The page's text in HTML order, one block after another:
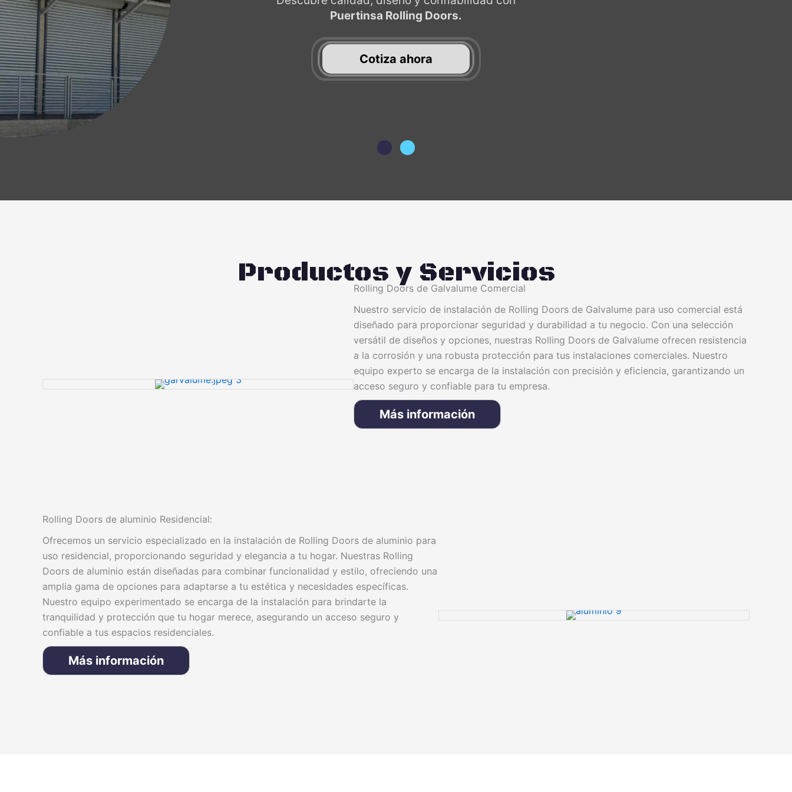
Puertinsa Rolling Doors.
Cotiza ahora
Productos y Servicios
Rolling Doors de Galvalume Comercial
Nuestro servicio de instalación de Rolling Doors de Galvalume para uso comercial está
diseñado para proporcionar seguridad y durabilidad a tu negocio. Con una selección
versátil de diseños y opciones, nuestras Rolling Doors de Galvalume ofrecen resistencia
a la corrosión y una robusta protección para tus instalaciones comerciales. Nuestro
equipo experto se encarga de la instalación con precisión y eficiencia, garantizando un
acceso seguro y confiable para tu empresa.
Más información
Rolling Doors de aluminio Residencial:
Ofrecemos un servicio especializado en la instalación de Rolling Doors de aluminio para
uso residencial, proporcionando seguridad y elegancia a tu hogar. Nuestras Rolling
Doors de aluminio están diseñadas para combinar funcionalidad y estilo, ofreciendo una
amplia gama de opciones para adaptarse a tu estética y necesidades específicas.
Nuestro equipo experimentado se encarga de la instalación para brindarte la
tranquilidad y protección que tu hogar merece, asegurando un acceso seguro y
confiable a tus espacios residenciales.
Más información